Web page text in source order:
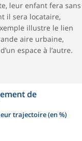
leur enfant fera sans
il sera locataire,
illustre le lien
aire urbaine,
espace à l’autre.
de
trajectoire (en %)